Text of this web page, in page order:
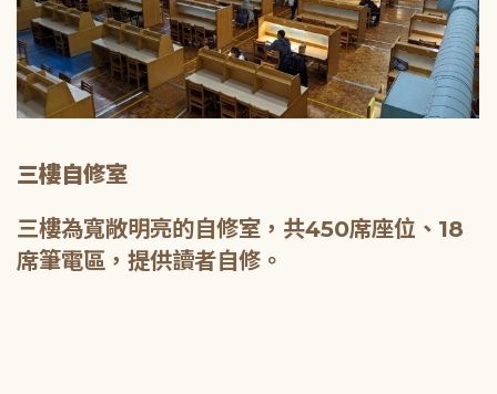
三樓自修室
三樓為寬敞明亮的自修室，共450席座位、18
席筆電區，提供讀者自修。